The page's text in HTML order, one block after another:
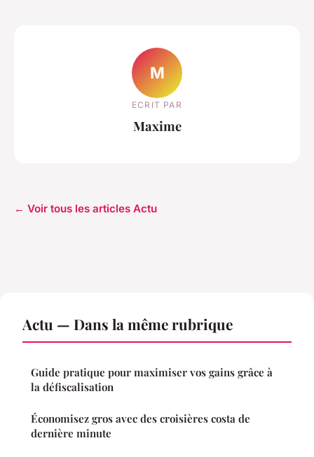
M
ECRIT PAR
Maxime
← Voir tous les articles Actu
Actu — Dans la même rubrique
Guide pratique pour maximiser vos gains grâce à
la défiscalisation
Économisez gros avec des croisières costa de
dernière minute